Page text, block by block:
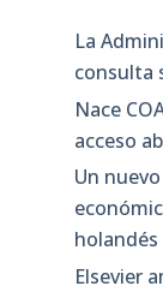
La
consulta
Nace
acceso
Un
holandés
Elsevier